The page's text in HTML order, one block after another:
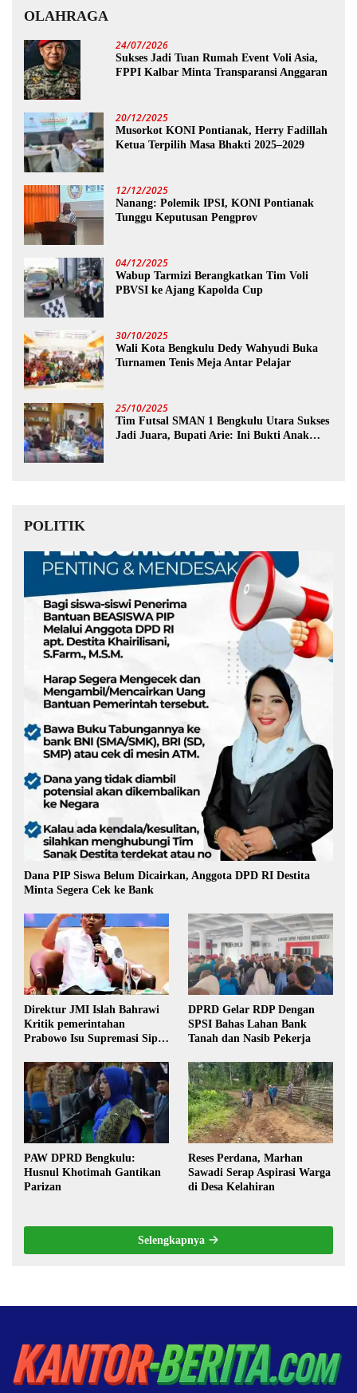
OLAHRAGA
24/07/2026
Sukses Jadi Tuan Rumah Event Voli Asia,
FPPI Kalbar Minta Transparansi Anggaran
20/12/2025
Musorkot KONI Pontianak, Herry Fadillah
Ketua Terpilih Masa Bhakti 2025–2029
12/12/2025
Nanang: Polemik IPSI, KONI Pontianak
Tunggu Keputusan Pengprov
04/12/2025
Wabup Tarmizi Berangkatkan Tim Voli
PBVSI ke Ajang Kapolda Cup
30/10/2025
Wali Kota Bengkulu Dedy Wahyudi Buka
Turnamen Tenis Meja Antar Pelajar
25/10/2025
Tim Futsal SMAN 1 Bengkulu Utara Sukses
Jadi Juara, Bupati Arie: Ini Bukti Anak
POLITIK
Dana PIP Siswa Belum Dicairkan, Anggota DPD RI Destita
Minta Segera Cek ke Bank
Direktur JMI Islah Bahrawi
Kritik pemerintahan
Prabowo Isu Supremasi Sipil,
Pilkada oleh DPRD
DPRD Gelar RDP Dengan
SPSI Bahas Lahan Bank
Tanah dan Nasib Pekerja
PAW DPRD Bengkulu:
Husnul Khotimah Gantikan
Parizan
Reses Perdana, Marhan
Sawadi Serap Aspirasi Warga
di Desa Kelahiran
Selengkapnya